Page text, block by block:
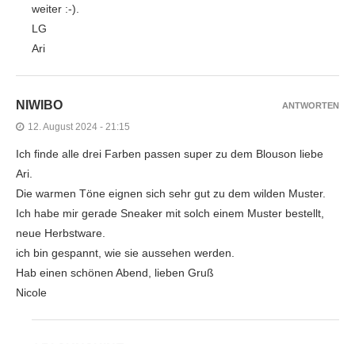
weiter :-).
LG
Ari
NIWIBO
12. August 2024 - 21:15
Ich finde alle drei Farben passen super zu dem Blouson liebe
Ari.
Die warmen Töne eignen sich sehr gut zu dem wilden Muster.
Ich habe mir gerade Sneaker mit solch einem Muster bestellt,
neue Herbstware.
ich bin gespannt, wie sie aussehen werden.
Hab einen schönen Abend, lieben Gruß
Nicole
ANTWORTEN